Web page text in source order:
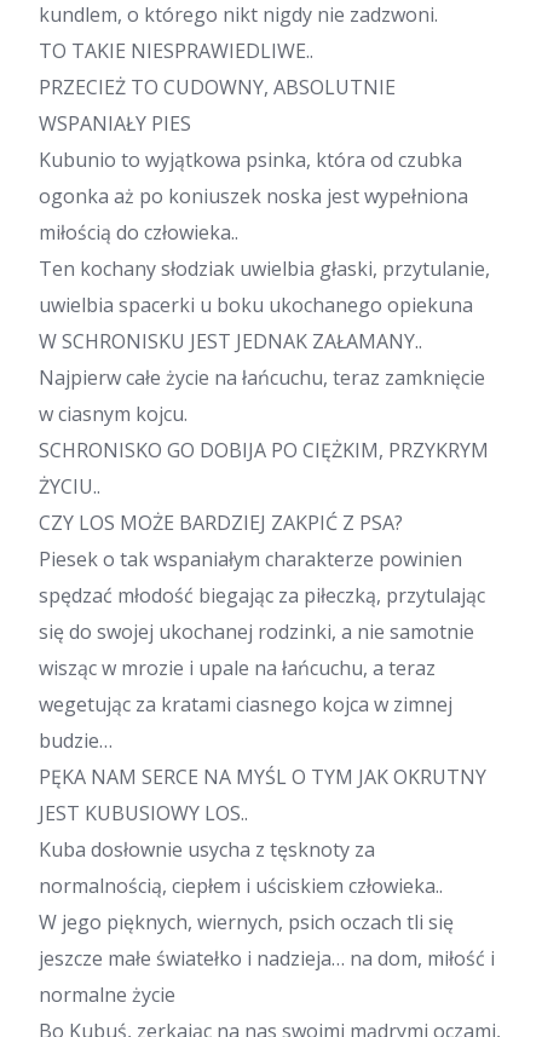
kundlem, o którego nikt nigdy nie zadzwoni.
TO TAKIE NIESPRAWIEDLIWE..
PRZECIEŻ TO CUDOWNY, ABSOLUTNIE
WSPANIAŁY PIES
Kubunio to wyjątkowa psinka, która od czubka
ogonka aż po koniuszek noska jest wypełniona
miłością do człowieka..
Ten kochany słodziak uwielbia głaski, przytulanie,
uwielbia spacerki u boku ukochanego opiekuna
W SCHRONISKU JEST JEDNAK ZAŁAMANY..
Najpierw całe życie na łańcuchu, teraz zamknięcie
w ciasnym kojcu.
SCHRONISKO GO DOBIJA PO CIĘŻKIM, PRZYKRYM
ŻYCIU..
CZY LOS MOŻE BARDZIEJ ZAKPIĆ Z PSA?
Piesek o tak wspaniałym charakterze powinien
spędzać młodość biegając za piłeczką, przytulając
się do swojej ukochanej rodzinki, a nie samotnie
wisząc w mrozie i upale na łańcuchu, a teraz
wegetując za kratami ciasnego kojca w zimnej
budzie…
PĘKA NAM SERCE NA MYŚL O TYM JAK OKRUTNY
JEST KUBUSIOWY LOS..
Kuba dosłownie usycha z tęsknoty za
normalnością, ciepłem i uściskiem człowieka..
W jego pięknych, wiernych, psich oczach tli się
jeszcze małe światełko i nadzieja… na dom, miłość i
normalne życie
Bo Kubuś, zerkając na nas swoimi mądrymi oczami,